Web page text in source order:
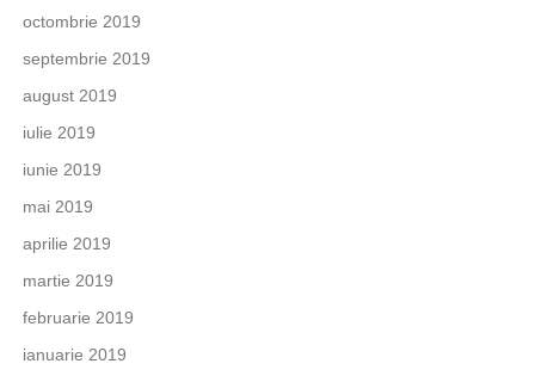
octombrie 2019
septembrie 2019
august 2019
iulie 2019
iunie 2019
mai 2019
aprilie 2019
martie 2019
februarie 2019
ianuarie 2019